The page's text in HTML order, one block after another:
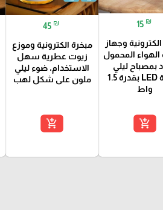
15 ₪
وجهاز
المحمول
بمصباح ليلي
بإضاءة LED بقدرة 1.5
واط
add_shopping_cart
45 ₪
مبخرة الكترونية وموزع
زيوت عطرية سهل
الاستخدام، ضوء ليلي
ملون على شكل لهب
add_shopping_cart